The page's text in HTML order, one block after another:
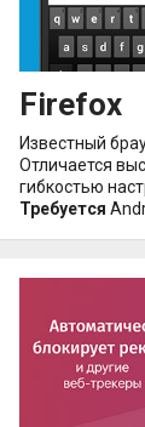
Firefox
Известный
Отличается
гибкостью
Требуется